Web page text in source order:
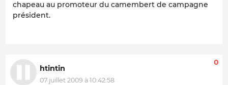
chapeau au promoteur du camembert de campagne
président.
htintin
07 juillet 2009 à 10:42:58
0